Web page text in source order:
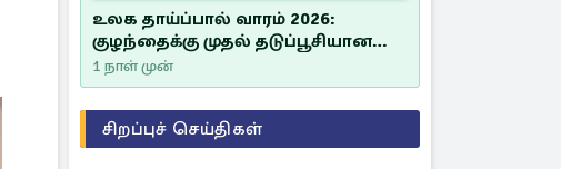
உலக தாய்ப்பால் வாரம் 2026:
குழந்தைக்கு முதல் தடுப்பூசியான
சீம்பாலின் முக்கியத்துவம்!
1 நாள் முன்
சிறப்புச் செய்திகள்